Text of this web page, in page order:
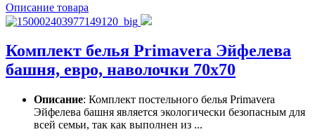
Описание товара
Комплект белья Primavera Эйфелева
башня, евро, наволочки 70x70
Описание: Комплект постельного белья Primavera
Эйфелева башня является экологически безопасным для
всей семьи, так как выполнен из ...